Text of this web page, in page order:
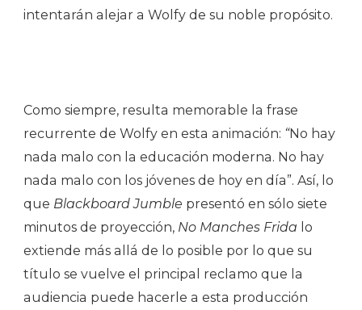
intentarán alejar a Wolfy de su noble propósito.
Como siempre, resulta memorable la frase
recurrente de Wolfy en esta animación: “No hay
nada malo con la educación moderna. No hay
nada malo con los jóvenes de hoy en día”. Así, lo
que Blackboard Jumble presentó en sólo siete
minutos de proyección, No Manches Frida lo
extiende más allá de lo posible por lo que su
título se vuelve el principal reclamo que la
audiencia puede hacerle a esta producción